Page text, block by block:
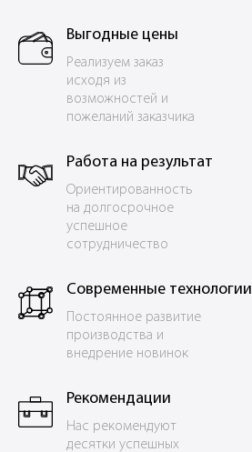
Выгодные цены
Реализуем заказ
исходя из
возможностей и
пожеланий заказчика
Работа на результат
Ориентированность
на долгосрочное
успешное
сотрудничество
Современные технологии
Постоянное развитие
производства и
внедрение новинок
Рекомендации
Нас рекомендуют
десятки успешных